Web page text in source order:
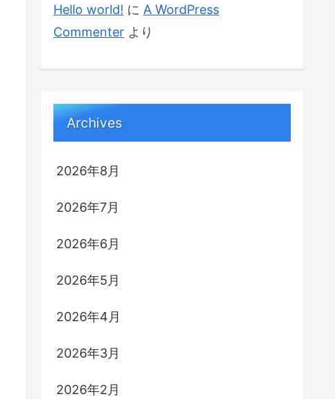
Hello world! に A WordPress
Commenter より
Archives
2026年8月
2026年7月
2026年6月
2026年5月
2026年4月
2026年3月
2026年2月